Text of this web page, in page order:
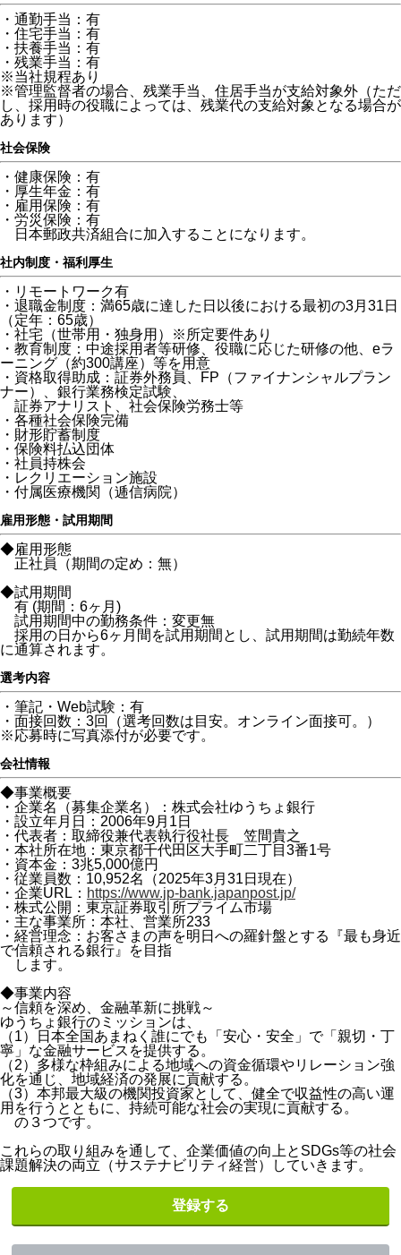
・通勤手当：有
・住宅手当：有
・扶養手当：有
・残業手当：有
※当社規程あり
※管理監督者の場合、残業手当、住居手当が支給対象外（ただ
し、採用時の役職によっては、残業代の支給対象となる場合が
あります）
社会保険
・健康保険：有
・厚生年金：有
・雇用保険：有
・労災保険：有
日本郵政共済組合に加入することになります。
社内制度・福利厚生
・リモートワーク有
・退職金制度：満65歳に達した日以後における最初の3月31日
（定年：65歳）
・社宅（世帯用・独身用）※所定要件あり
・教育制度：中途採用者等研修、役職に応じた研修の他、eラ
ーニング（約300講座）等を用意
・資格取得助成：証券外務員、FP（ファイナンシャルプラン
ナー）、銀行業務検定試験、
証券アナリスト、社会保険労務士等
・各種社会保険完備
・財形貯蓄制度
・保険料払込団体
・社員持株会
・レクリエーション施設
・付属医療機関（逓信病院）
雇用形態・試用期間
◆雇用形態
正社員（期間の定め：無）
◆試用期間
有 (期間：6ヶ月)
試用期間中の勤務条件：変更無
採用の日から6ヶ月間を試用期間とし、試用期間は勤続年数
に通算されます。
選考内容
・筆記・Web試験：有
・面接回数：3回（選考回数は目安。オンライン面接可。）
※応募時に写真添付が必要です。
会社情報
◆事業概要
・企業名（募集企業名）：株式会社ゆうちょ銀行
・設立年月日：2006年9月1日
・代表者：取締役兼代表執行役社長 笠間貴之
・本社所在地：東京都千代田区大手町二丁目3番1号
・資本金：3兆5,000億円
・従業員数：10,952名（2025年3月31日現在）
・企業URL： https://www.jp-bank.japanpost.jp/
・株式公開：東京証券取引所プライム市場
・主な事業所：本社、営業所233
・経営理念：お客さまの声を明日への羅針盤とする『最も身近
で信頼される銀行』を目指
します。
◆事業内容
～信頼を深め、金融革新に挑戦～
ゆうちょ銀行のミッションは、
（1）日本全国あまねく誰にでも「安心・安全」で「親切・丁
寧」な金融サービスを提供する。
（2）多様な枠組みによる地域への資金循環やリレーション強
化を通じ、地域経済の発展に貢献する。
（3）本邦最大級の機関投資家として、健全で収益性の高い運
用を行うとともに、持続可能な社会の実現に貢献する。
の３つです。
これらの取り組みを通して、企業価値の向上とSDGs等の社会
課題解決の両立（サステナビリティ経営）していきます。
登録する